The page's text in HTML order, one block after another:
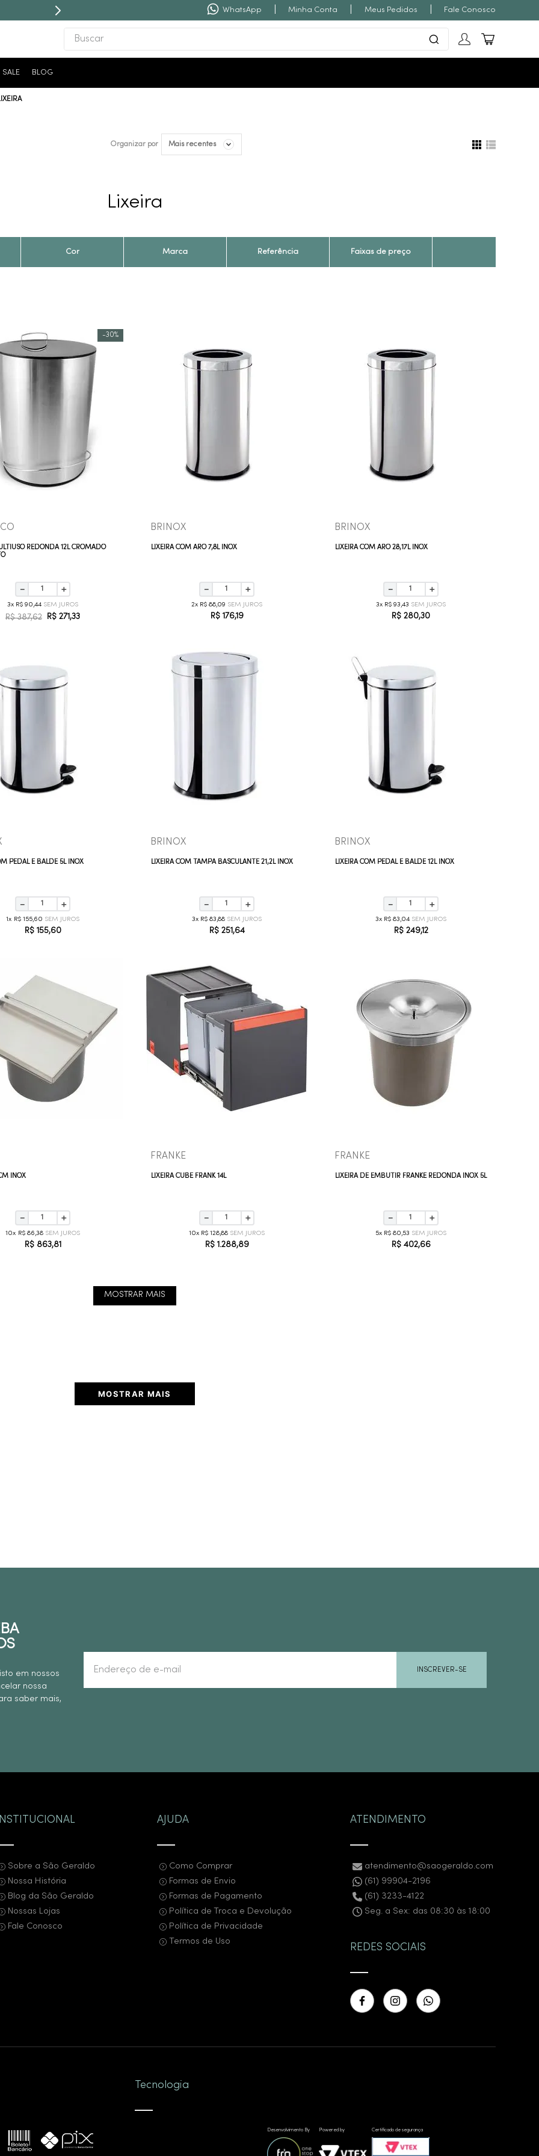
WhatsApp Minha Conta Meus Pedidos Fale Conosco
Buscar
SALE BLOG
Organizar por Mais recentes
Lixeira
Cor Marca Referência Faixas de preço
-30%
REDONDA 12L CROMADO
＋
－
3 R$ 90,44
R$ 387,62 R$ 271 ,33
BRINOX
LIXEIRA COM ARO 7,8L INOX
＋
－
2 R$ 88,09
R$ 176,19
BRINOX
LIXEIRA COM ARO 28,17L INOX
＋
－
3 R$ 93,43
R$ 280,30
PEDAL E BALDE 5L INOX
＋
－
1 R$ 155,60
R$ 155,60
BRINOX
LIXEIRA COM TAMPA BASCULANTE 21,2L INOX
＋
－
3 R$ 83,88
R$ 251 ,64
BRINOX
LIXEIRA COM PEDAL E BALDE 12L INOX
＋
－
3 R$ 83,04
R$ 249,12
VEJA MAIS
INOX
＋
－
10 R$ 86,38
R$ 863,81
COMPRAR AGORA
VEJA MAIS
FRANKE
LIXEIRA CUBE FRANK 14L
＋
－
10 R$ 128,88
R$ 1 .288,89
COMPRAR AGORA
FRANKE
LIXEIRA DE EMBUTIR FRANKE REDONDA INOX 5L
＋
－
5 R$ 80,53
R$ 402,66
MOSTRAR MAIS
MOSTRAR MAIS
em nossos
nossa
saber mais,
INSCREVER-SE
INSTITUCIONAL
Sobre a São Geraldo
Nossa História
Blog da São Geraldo
Nossas Lojas
Fale Conosco
AJUDA
Como Comprar
Formas de Envio
Formas de Pagamento
Política de Troca e Devolução
Política de Privacidade
Termos de Uso
ATENDIMENTO
atendimento@saogeraldo.com
(61) 99904-2196
(61) 3233-4122
Seg. a Sex: das 08:30 às 18:00
REDES SOCIAIS
Tecnologia
Desenvolvimento By Powered by Certificado de segurança
torneira
red gold
deca you
10º cobre escovado